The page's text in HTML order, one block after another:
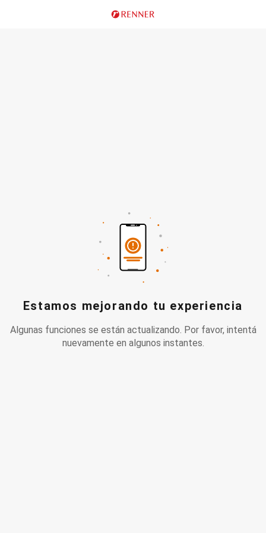
Estamos mejorando tu experiencia
Algunas funciones se están actualizando. Por favor, intentá
nuevamente en algunos instantes.